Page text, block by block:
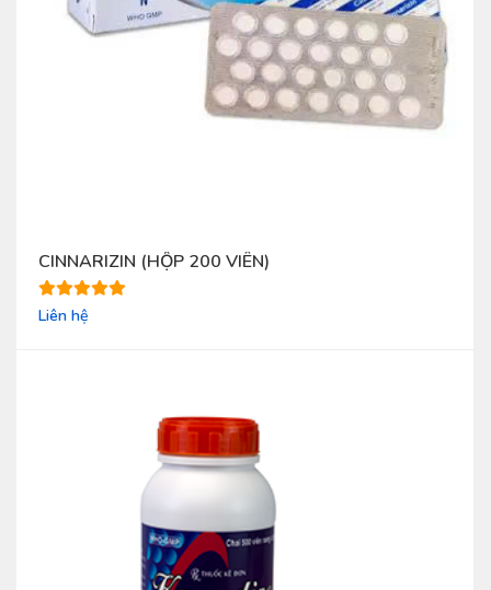
CINNARIZIN (HỘP 200 VIÊN)
Liên hệ